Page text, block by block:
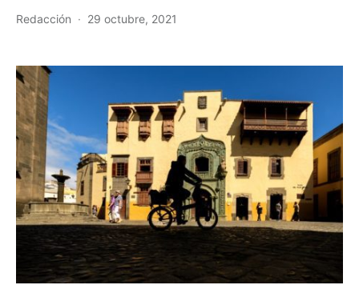
Redacción 29 octubre, 2021